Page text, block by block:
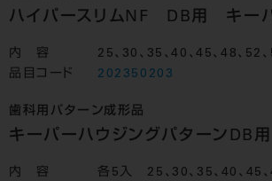
ハイパースリムNF DB用 キー
内 容
25、30、35、40、45、48、52
品目コード
202350203
歯科用パターン成形品
キーパーハウジングパターンDB用
内 容 各5入 25、30、35、40、45、